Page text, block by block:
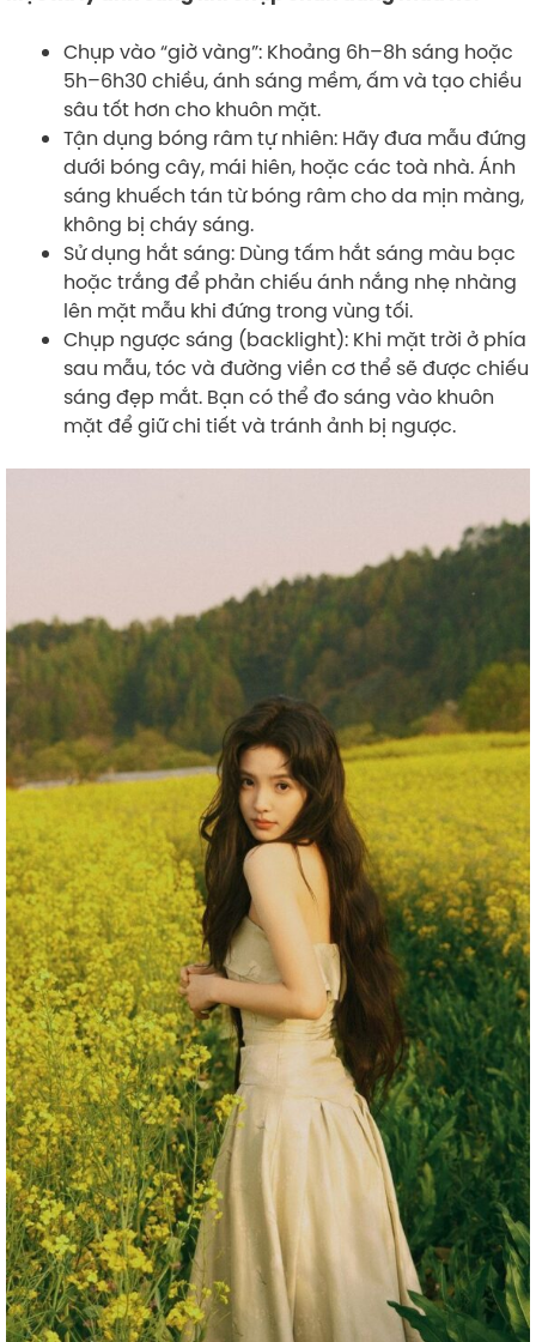
Chụp vào “giờ vàng”: Khoảng 6h–8h sáng hoặc
5h–6h30 chiều, ánh sáng mềm, ấm và tạo chiều
sâu tốt hơn cho khuôn mặt.
Tận dụng bóng râm tự nhiên: Hãy đưa mẫu đứng
dưới bóng cây, mái hiên, hoặc các toà nhà. Ánh
sáng khuếch tán từ bóng râm cho da mịn màng,
không bị cháy sáng.
Sử dụng hắt sáng: Dùng tấm hắt sáng màu bạc
hoặc trắng để phản chiếu ánh nắng nhẹ nhàng
lên mặt mẫu khi đứng trong vùng tối.
Chụp ngược sáng (backlight): Khi mặt trời ở phía
sau mẫu, tóc và đường viền cơ thể sẽ được chiếu
sáng đẹp mắt. Bạn có thể đo sáng vào khuôn
mặt để giữ chi tiết và tránh ảnh bị ngược.